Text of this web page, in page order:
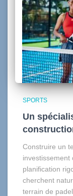
SPORTS
Un
Construire un
investissement
planification
cherchent
terrain de